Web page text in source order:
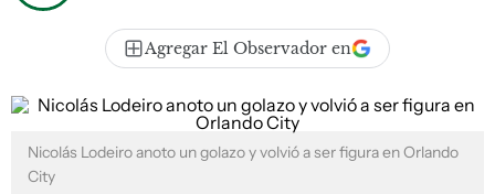
Agregar El Observador en
Nicolás Lodeiro anoto un golazo y volvió a ser figura en Orlando
City